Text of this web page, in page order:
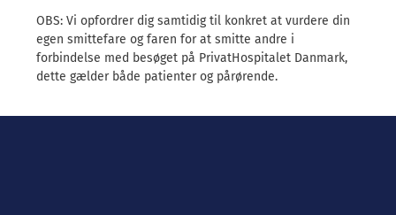
OBS: Vi opfordrer dig samtidig til konkret at vurdere din
egen smittefare og faren for at smitte andre i
forbindelse med besøget på PrivatHospitalet Danmark,
dette gælder både patienter og pårørende.